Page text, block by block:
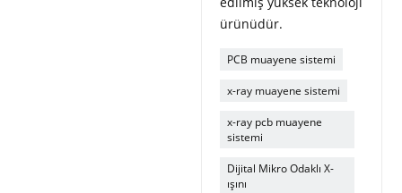
ürünüdür.
PCB muayene sistemi
x-ray muayene sistemi
x-ray pcb muayene
sistemi
Dijital Mikro Odaklı X-
ışını